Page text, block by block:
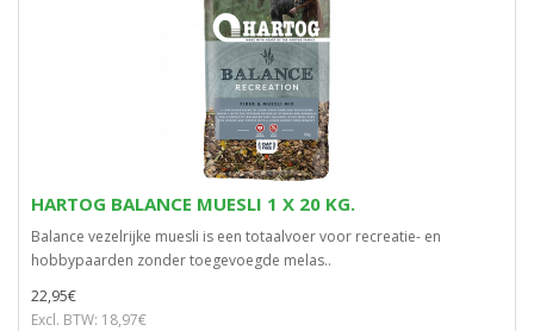
HARTOG BALANCE MUESLI 1 X 20 KG.
Balance vezelrijke muesli is een totaalvoer voor recreatie- en
hobbypaarden zonder toegevoegde melas..
22,95€
Excl. BTW: 18,97€